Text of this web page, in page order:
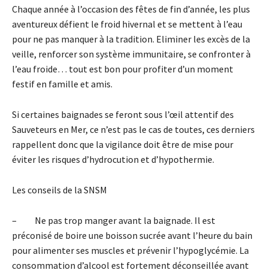
Chaque année à l’occasion des fêtes de fin d’année, les plus
aventureux défient le froid hivernal et se mettent à l’eau
pour ne pas manquer à la tradition. Eliminer les excès de la
veille, renforcer son système immunitaire, se confronter à
l’eau froide… tout est bon pour profiter d’un moment
festif en famille et amis.
Si certaines baignades se feront sous l’œil attentif des
Sauveteurs en Mer, ce n’est pas le cas de toutes, ces derniers
rappellent donc que la vigilance doit être de mise pour
éviter les risques d’hydrocution et d’hypothermie.
Les conseils de la SNSM
– Ne pas trop manger avant la baignade. Il est
préconisé de boire une boisson sucrée avant l’heure du bain
pour alimenter ses muscles et prévenir l’hypoglycémie. La
consommation d’alcool est fortement déconseillée avant